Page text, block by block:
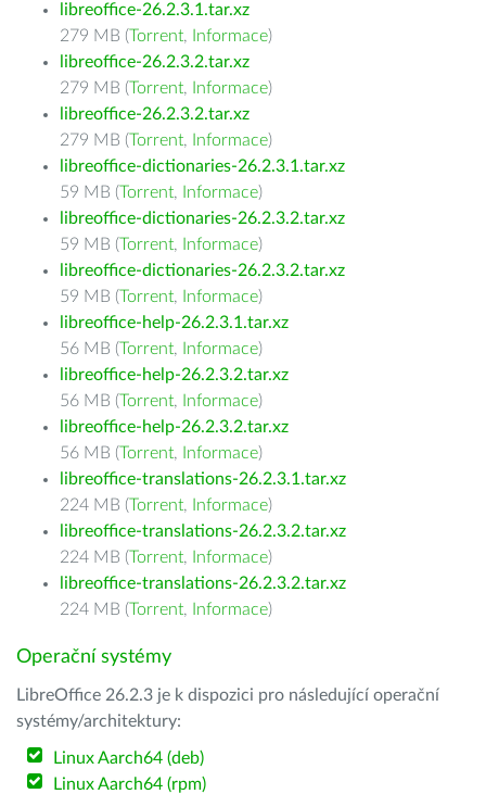
libreoffice-26.2.3.1.tar.xz
279 MB (Torrent, Informace)
libreoffice-26.2.3.2.tar.xz
279 MB (Torrent, Informace)
libreoffice-26.2.3.2.tar.xz
279 MB (Torrent, Informace)
libreoffice-dictionaries-26.2.3.1.tar.xz
59 MB (Torrent, Informace)
libreoffice-dictionaries-26.2.3.2.tar.xz
59 MB (Torrent, Informace)
libreoffice-dictionaries-26.2.3.2.tar.xz
59 MB (Torrent, Informace)
libreoffice-help-26.2.3.1.tar.xz
56 MB (Torrent, Informace)
libreoffice-help-26.2.3.2.tar.xz
56 MB (Torrent, Informace)
libreoffice-help-26.2.3.2.tar.xz
56 MB (Torrent, Informace)
libreoffice-translations-26.2.3.1.tar.xz
224 MB (Torrent, Informace)
libreoffice-translations-26.2.3.2.tar.xz
224 MB (Torrent, Informace)
libreoffice-translations-26.2.3.2.tar.xz
224 MB (Torrent, Informace)
Operační systémy
LibreOffice 26.2.3 je k dispozici pro následující operační
systémy/architektury:
Linux Aarch64 (deb)
Linux Aarch64 (rpm)